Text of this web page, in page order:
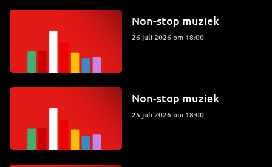
Non-stop muziek
26 juli 2026 om 18:00
Non-stop muziek
25 juli 2026 om 18:00